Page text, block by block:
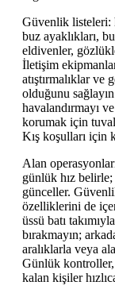
Güvenlik listeleri:
buz ayaklıkları,
eldivenler,
İletişim
atıştırmalıklar
olduğunu
havalandırmayı
korumak için
Kış koşulları için
Alan
günlük hız
günceller.
özelliklerini de
üssü batı
bırakmayın;
aralıklarla veya
Günlük kontroller,
kalan kişiler